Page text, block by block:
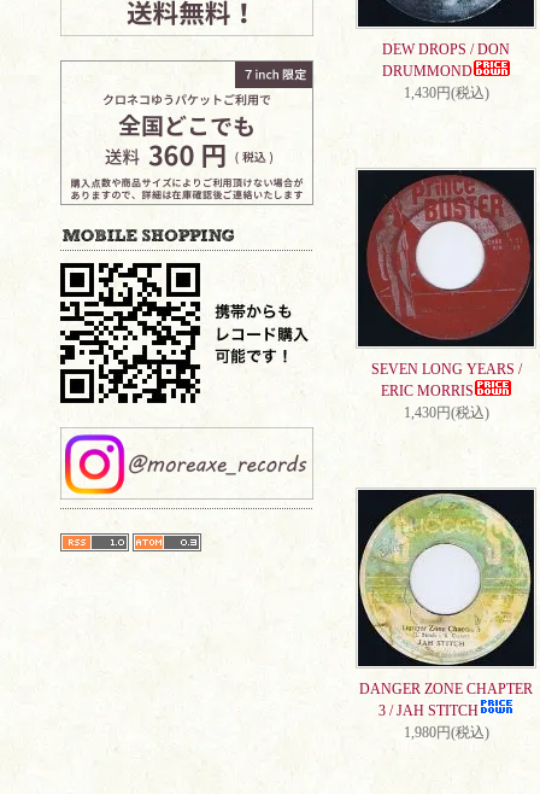
DEW DROPS / DON
DRUMMOND
1,430円(税込)
SEVEN LONG YEARS /
ERIC MORRIS
1,430円(税込)
DANGER ZONE CHAPTER
3 / JAH STITCH
1,980円(税込)